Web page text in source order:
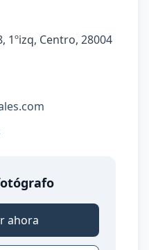
1ºizq, Centro, 28004
ahora